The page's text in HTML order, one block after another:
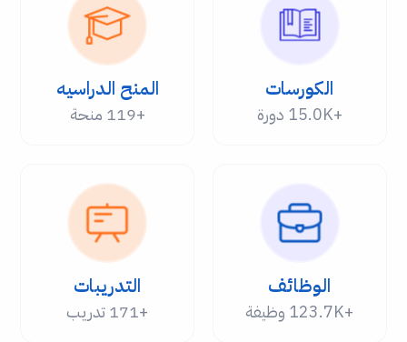
الكورسات
+15.0K دورة
المنح الدراسيه
+119 منحة
الوظائف
+123.7K وظيفة
التدريبات
+171 تدريب